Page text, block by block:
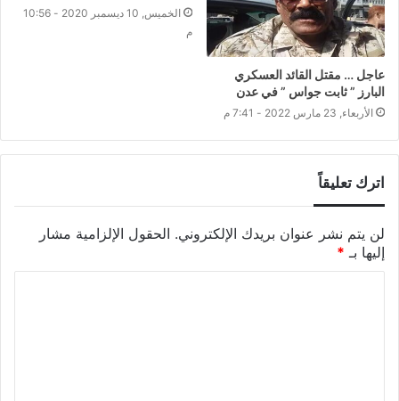
عاجل … مقتل القائد العسكري
البارز ” ثابت جواس ” في عدن
الأربعاء, 23 مارس 2022 - 7:41 م
الخميس, 10 ديسمبر 2020 - 10:56
م
اترك تعليقاً
لن يتم نشر عنوان بريدك الإلكتروني. الحقول الإلزامية مشار
إليها بـ *